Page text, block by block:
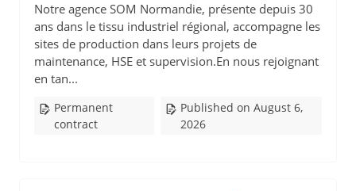
Notre agence SOM Normandie, présente depuis 30
ans dans le tissu industriel régional, accompagne les
sites de production dans leurs projets de
maintenance, HSE et supervision.En nous rejoignant
en tan...
Permanent
contract
Published on August 6,
2026